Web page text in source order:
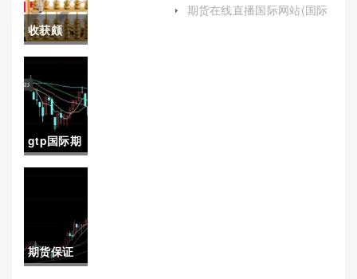
下载（提
供了丰富
情和技术
分析工
具）
收获颇
丰！外盘
期货eia喊
单(外盘期
货交易系
gtp国际期
货(国际股
期货保证
油)
期货在线直播国际网站(国际